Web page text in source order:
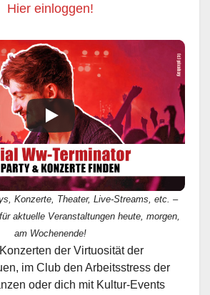
Hier einloggen!
Konzerte, Theater, Live-Streams, etc. –
aktuelle Veranstaltungen heute, morgen,
am Wochenende!
der Virtuosität der
im Club den Arbeitsstress der
oder dich mit Kultur-Events